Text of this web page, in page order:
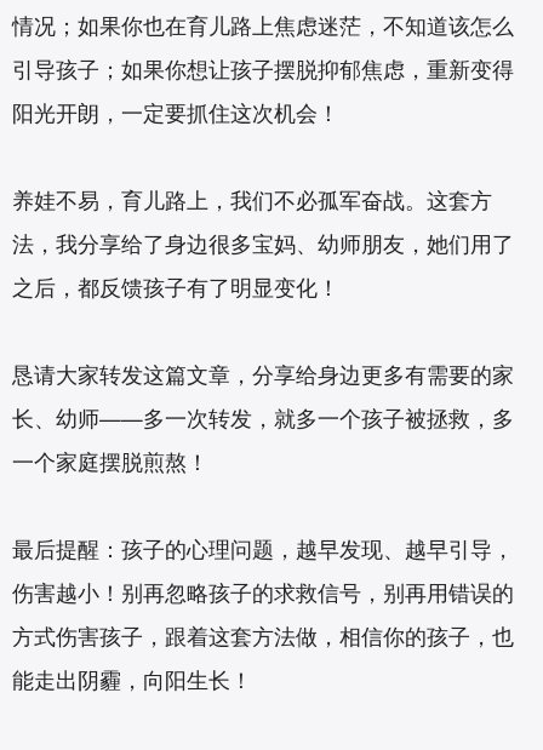
情况；如果你也在育儿路上焦虑迷茫，不知道该怎么
引导孩子；如果你想让孩子摆脱抑郁焦虑，重新变得
阳光开朗，一定要抓住这次机会！
养娃不易，育儿路上，我们不必孤军奋战。这套方
法，我分享给了身边很多宝妈、幼师朋友，她们用了
之后，都反馈孩子有了明显变化！
恳请大家转发这篇文章，分享给身边更多有需要的家
长、幼师——多一次转发，就多一个孩子被拯救，多
一个家庭摆脱煎熬！
最后提醒：孩子的心理问题，越早发现、越早引导，
伤害越小！别再忽略孩子的求救信号，别再用错误的
方式伤害孩子，跟着这套方法做，相信你的孩子，也
能走出阴霾，向阳生长！